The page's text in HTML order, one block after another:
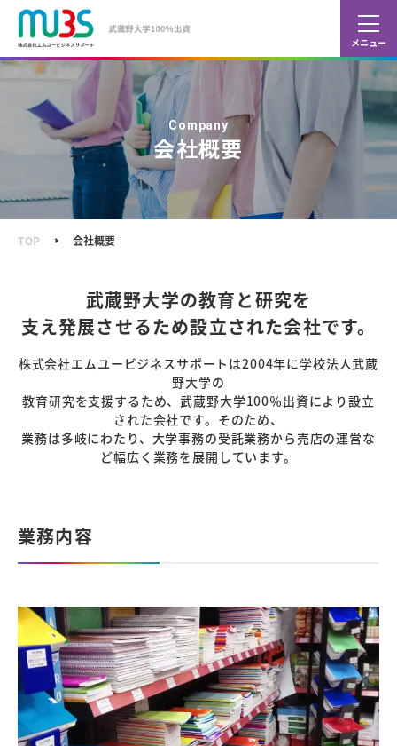
カ
シ
Company
会社概要
TOP 会社概要
武蔵野大学の教育と研究を
支え発展させるため設立された会社です。
株式会社エムユービジネスサポートは2004年に学校法人武蔵
野大学の
教育研究を支援するため、武蔵野大学100％出資により設立
された会社です。そのため、
業務は多岐にわたり、大学事務の受託業務から売店の運営な
ど幅広く業務を展開しています。
業務内容